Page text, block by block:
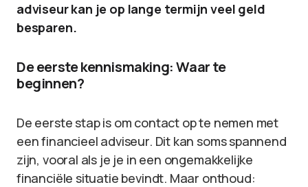
adviseur kan je op lange termijn veel geld
besparen.
De eerste kennismaking: Waar te
beginnen?
De eerste stap is om contact op te nemen met
een financieel adviseur. Dit kan soms spannend
zijn, vooral als je je in een ongemakkelijke
financiële situatie bevindt. Maar onthoud: